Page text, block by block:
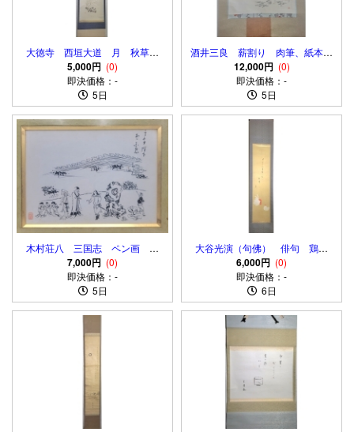
大徳寺 西垣大道 月 秋草の
画 画賛 肉筆、紙本 共箱
5,000円 (0)
即決価格：-
5日
酒井三良 薪割り 肉筆、紙本
合わせ箱
12,000円 (0)
即決価格：-
5日
木村荘八 三国志 ペン画 肉
筆 額入り
7,000円 (0)
即決価格：-
5日
大谷光演（句佛） 俳句 鶏の
図 俳画 肉筆、絹本 合わせ箱
6,000円 (0)
即決価格：-
6日